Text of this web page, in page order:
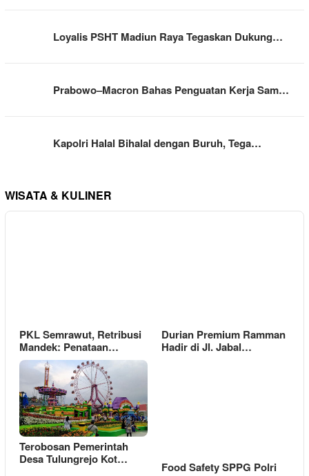
Loyalis PSHT Madiun Raya Tegaskan Dukung…
Prabowo–Macron Bahas Penguatan Kerja Sam…
Kapolri Halal Bihalal dengan Buruh, Tega…
WISATA & KULINER
PKL Semrawut, Retribusi
Mandek: Penataan…
Durian Premium Ramman
Hadir di Jl. Jabal…
Terobosan Pemerintah
Desa Tulungrejo Kot…
Food Safety SPPG Polri